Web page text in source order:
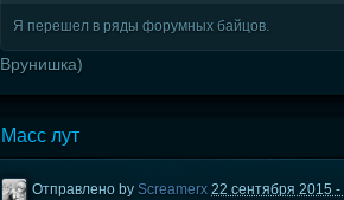
Я перешел в ряды форумных байцов.
Врунишка)
Масс лут
Отправлено byScreamerx 22 сентября 2015 -